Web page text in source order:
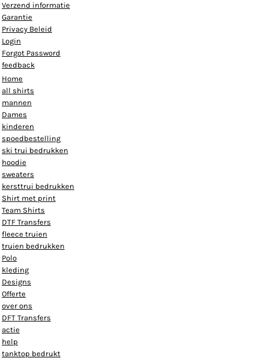
Verzend informatie
Garantie
Privacy Beleid
Login
Forgot Password
feedback
Home
all shirts
mannen
Dames
kinderen
spoedbestelling
ski trui bedrukken
hoodie
sweaters
kersttrui bedrukken
Shirt met print
Team Shirts
DTF Transfers
fleece truien
truien bedrukken
Polo
kleding
Designs
Offerte
over ons
DFT Transfers
actie
help
tanktop bedrukt